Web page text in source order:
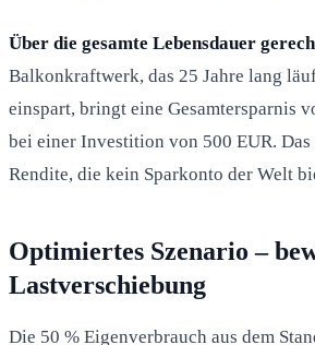
Über die gesamte Lebensdauer
Balkonkraftwerk, das 25 Jahre lang
einspart, bringt eine Gesamtersparnis
bei einer Investition von 500 EUR.
Rendite, die kein Sparkonto der Welt
Optimiertes Szenario –
Lastverschiebung
Die 50 % Eigenverbrauch aus dem